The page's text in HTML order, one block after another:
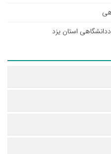
استان یزد